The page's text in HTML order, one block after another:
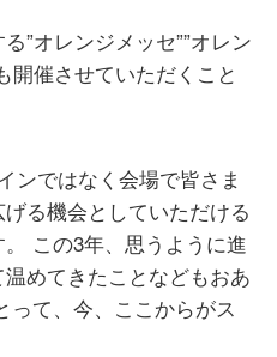
”オレンジメッセ””オレン
開催させていただくこと
ンではなく会場で皆さま
る機会としていただける
この3年、思うように進
めてきたことなどもおあ
って、今、ここからがス